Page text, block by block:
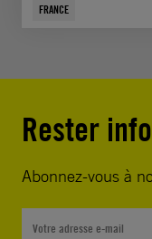
FRANCE
Rester
Abonnez-vous à